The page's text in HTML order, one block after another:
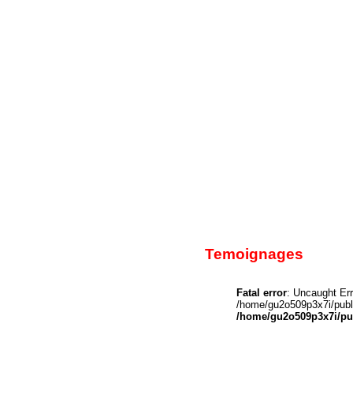
Temoignages
Fatal error: Uncaught
/home/gu2o509p3x7i/
/home/gu2o509p3x7i/